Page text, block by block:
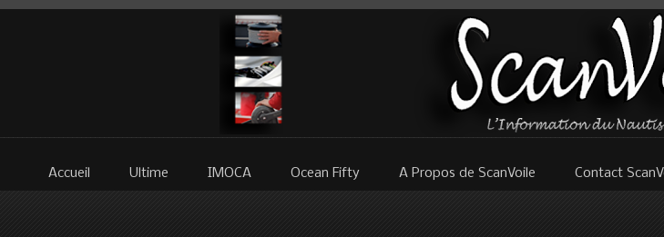
Accueil Ultime IMOCA Ocean Fifty A Propos de ScanVoile Contact